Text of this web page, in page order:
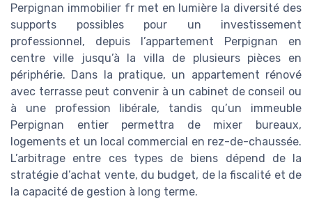
Perpignan immobilier fr met en lumière la diversité des
supports possibles pour un investissement
professionnel, depuis l’appartement Perpignan en
centre ville jusqu’à la villa de plusieurs pièces en
périphérie. Dans la pratique, un appartement rénové
avec terrasse peut convenir à un cabinet de conseil ou
à une profession libérale, tandis qu’un immeuble
Perpignan entier permettra de mixer bureaux,
logements et un local commercial en rez-de-chaussée.
L’arbitrage entre ces types de biens dépend de la
stratégie d’achat vente, du budget, de la fiscalité et de
la capacité de gestion à long terme.